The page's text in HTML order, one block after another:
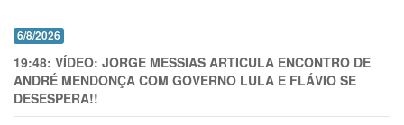
6/8/2026
19:48: VÍDEO: JORGE MESSIAS ARTICULA ENCONTRO DE
ANDRÉ MENDONÇA COM GOVERNO LULA E FLÁVIO SE
DESESPERA!!